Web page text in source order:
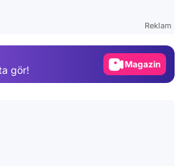
Reklam
gör!
Magazin